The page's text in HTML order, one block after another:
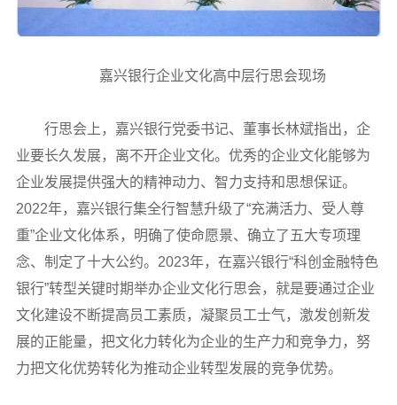
嘉兴银行企业文化高中层行思会现场
行思会上，嘉兴银行党委书记、董事长林斌指出，企
业要长久发展，离不开企业文化。优秀的企业文化能够为
企业发展提供强大的精神动力、智力支持和思想保证。
2022年，嘉兴银行集全行智慧升级了“充满活力、受人尊
重”企业文化体系，明确了使命愿景、确立了五大专项理
念、制定了十大公约。2023年，在嘉兴银行“科创金融特色
银行”转型关键时期举办企业文化行思会，就是要通过企业
文化建设不断提高员工素质，凝聚员工士气，激发创新发
展的正能量，把文化力转化为企业的生产力和竞争力，努
力把文化优势转化为推动企业转型发展的竞争优势。